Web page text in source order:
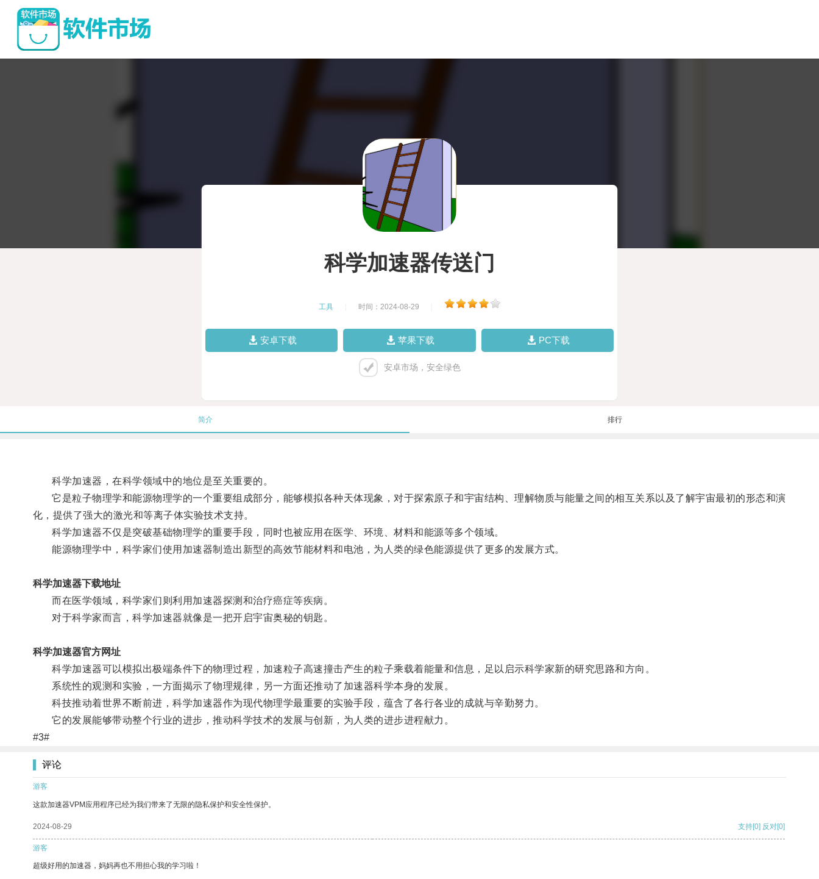
科学加速器传送门
工具 时间：2024-08-29
安卓下载 苹果下载 PC下载
安卓市场，安全绿色
简介 排行
科学加速器，在科学领域中的地位是至关重要的。
它是粒子物理学和能源物理学的一个重要组成部分，能够模拟各种天体现象，对于探索原子和宇宙结构、理解物质与能量之间的相互关系以及了解宇宙最初的形态和演
化，提供了强大的激光和等离子体实验技术支持。
科学加速器不仅是突破基础物理学的重要手段，同时也被应用在医学、环境、材料和能源等多个领域。
能源物理学中，科学家们使用加速器制造出新型的高效节能材料和电池，为人类的绿色能源提供了更多的发展方式。
科学加速器下载地址
而在医学领域，科学家们则利用加速器探测和治疗癌症等疾病。
对于科学家而言，科学加速器就像是一把开启宇宙奥秘的钥匙。
科学加速器官方网址
科学加速器可以模拟出极端条件下的物理过程，加速粒子高速撞击产生的粒子乘载着能量和信息，足以启示科学家新的研究思路和方向。
系统性的观测和实验，一方面揭示了物理规律，另一方面还推动了加速器科学本身的发展。
科技推动着世界不断前进，科学加速器作为现代物理学最重要的实验手段，蕴含了各行各业的成就与辛勤努力。
它的发展能够带动整个行业的进步，推动科学技术的发展与创新，为人类的进步进程献力。
#3#
评论
游客
这款加速器VPM应用程序已经为我们带来了无限的隐私保护和安全性保护。
2024-08-29 支持[0] 反对[0]
游客
超级好用的加速器，妈妈再也不用担心我的学习啦！